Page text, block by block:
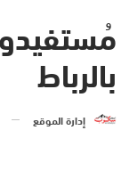
بالرباط
إدارة الموقع